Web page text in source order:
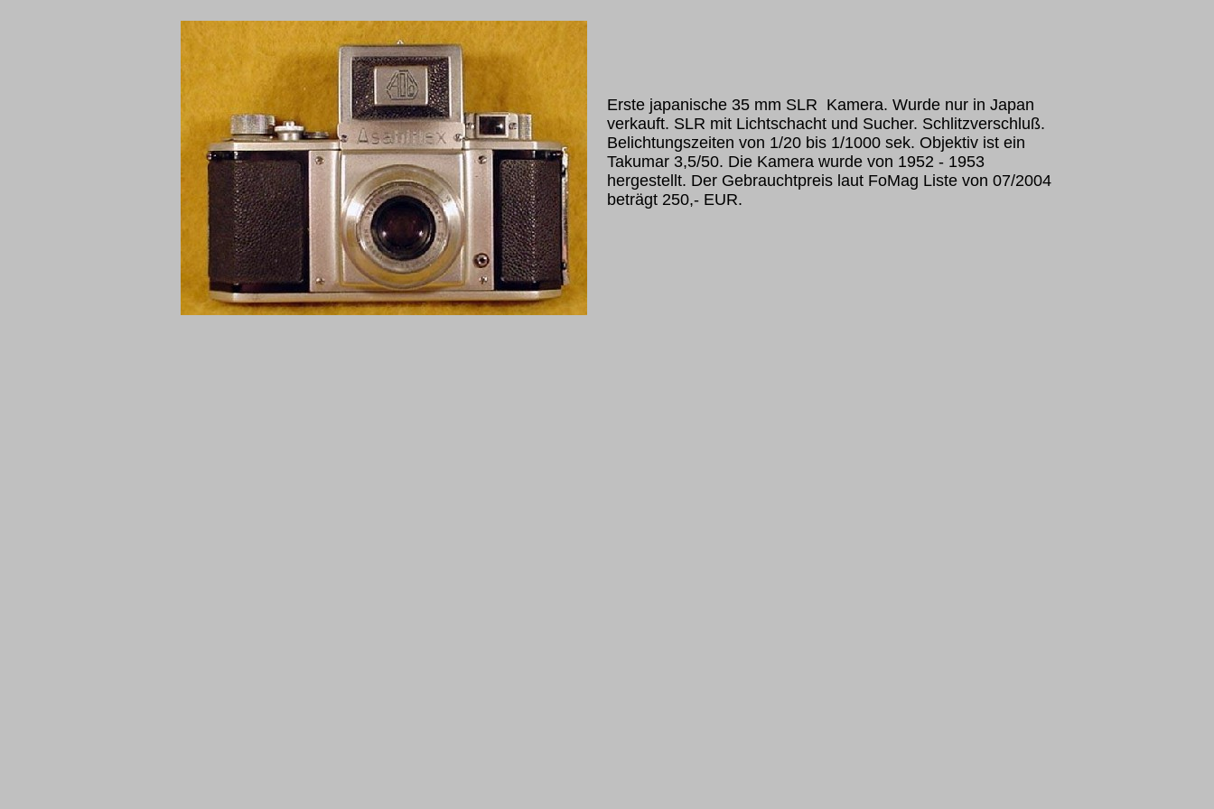
Erste japanische 35 mm SLR Kamera. Wurde nur in Japan
verkauft. SLR mit Lichtschacht und Sucher. Schlitzverschluß.
Belichtungszeiten von 1/20 bis 1/1000 sek. Objektiv ist ein
Takumar 3,5/50. Die Kamera wurde von 1952 - 1953
hergestellt. Der Gebrauchtpreis laut FoMag Liste von 07/2004
beträgt 250,- EUR.